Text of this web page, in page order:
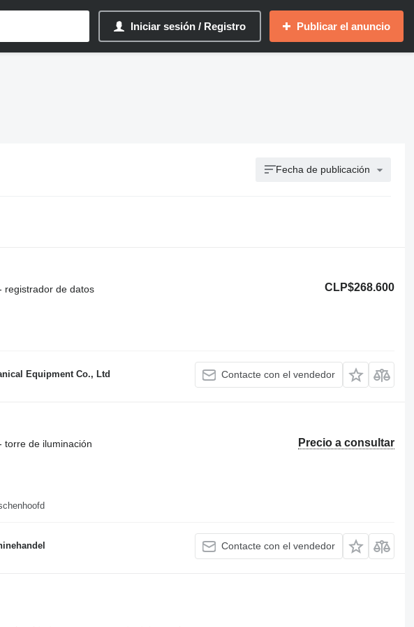
Iniciar sesión / Registro Publicar el anuncio
Fecha de publicación
CLP$268.600
registrador de datos
Equipment Co., Ltd Contacte con el vendedor
Precio a consultar
torre de iluminación
Contacte con el vendedor